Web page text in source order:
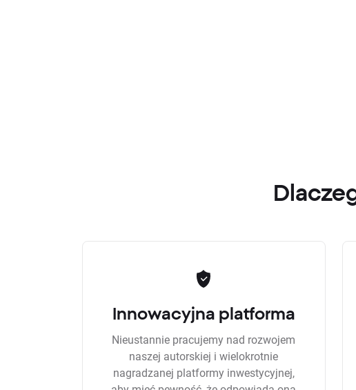
Innowacyjna platforma
Nieustannie pracujemy nad rozwojem
naszej autorskiej i wielokrotnie
nagradzanej platformy inwestycyjnej,